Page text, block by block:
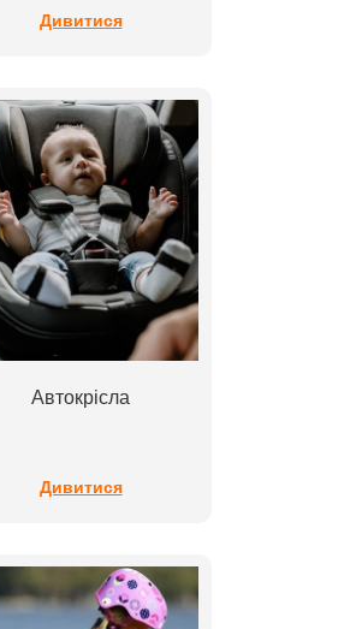
Дивитися
Автокрісла
Дивитися